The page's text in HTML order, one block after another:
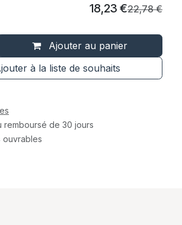
Ajouter au panier
à la liste de souhaits
18,23 €22,78€
remboursé de 30 jours
ouvrables